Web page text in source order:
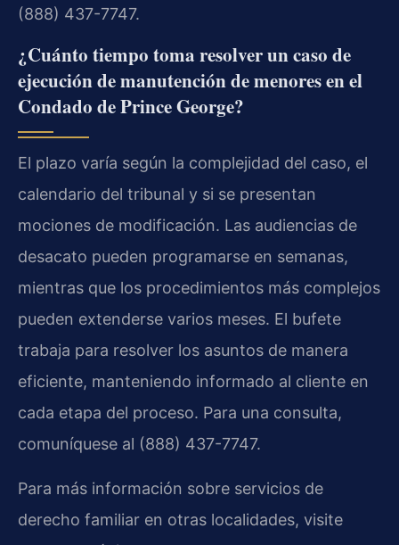
(888) 437-7747.
¿Cuánto tiempo toma resolver un caso de
ejecución de manutención de menores en el
Condado de Prince George?
El plazo varía según la complejidad del caso, el
calendario del tribunal y si se presentan
mociones de modificación. Las audiencias de
desacato pueden programarse en semanas,
mientras que los procedimientos más complejos
pueden extenderse varios meses. El bufete
trabaja para resolver los asuntos de manera
eficiente, manteniendo informado al cliente en
cada etapa del proceso. Para una consulta,
comuníquese al (888) 437-7747.
Para más información sobre servicios de
derecho familiar en otras localidades, visite